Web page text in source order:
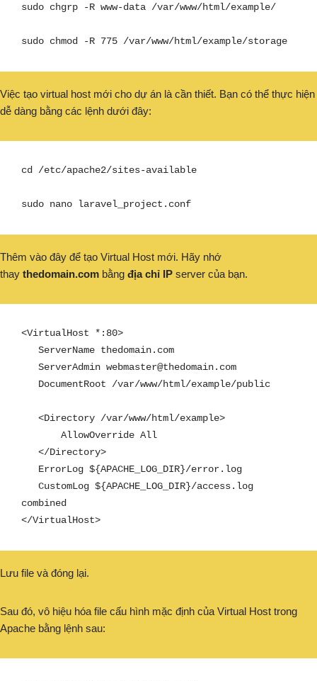
sudo chgrp -R www-data /var/www/html/example/
sudo chmod -R 775 /var/www/html/example/storage
Việc tạo virtual host mới cho dự án là cần thiết. Bạn có thể thực hiện
dễ dàng bằng các lệnh dưới đây:
cd /etc/apache2/sites-available
sudo nano laravel_project.conf
Thêm vào đây để tạo Virtual Host mới. Hãy nhớ
thay thedomain.com bằng địa chỉ IP server của bạn.
<VirtualHost *:80>
ServerName thedomain.com
ServerAdmin webmaster@thedomain.com
DocumentRoot /var/www/html/example/public
<Directory /var/www/html/example>
AllowOverride All
</Directory>
ErrorLog ${APACHE_LOG_DIR}/error.log
CustomLog ${APACHE_LOG_DIR}/access.log
combined
</VirtualHost>
Lưu file và đóng lại.
Sau đó, vô hiệu hóa file cấu hình mặc định của Virtual Host trong
Apache bằng lệnh sau: